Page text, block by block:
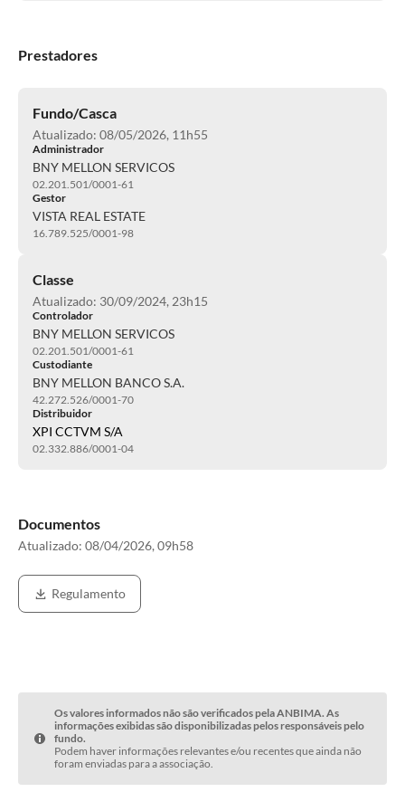
Prestadores
Fundo/Casca
Atualizado: 08/05/2026, 11h55
Administrador
BNY MELLON SERVICOS
02.201.501/0001-61
Gestor
VISTA REAL ESTATE
16.789.525/0001-98
Classe
Atualizado: 30/09/2024, 23h15
Controlador
BNY MELLON SERVICOS
02.201.501/0001-61
Custodiante
BNY MELLON BANCO S.A.
42.272.526/0001-70
Distribuidor
XPI CCTVM S/A
02.332.886/0001-04
Documentos
Atualizado: 08/04/2026, 09h58
Regulamento
Os valores informados não são verificados pela ANBIMA. As
informações exibidas são disponibilizadas pelos responsáveis pelo
fundo.
Podem haver informações relevantes e/ou recentes que ainda não
foram enviadas para a associação.